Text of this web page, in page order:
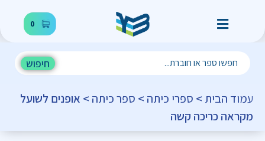
0
חיפוש
עמוד הבית > ספרי כיתה > ספר כיתה > אופנים לשועל
מקראה כריכה קשה